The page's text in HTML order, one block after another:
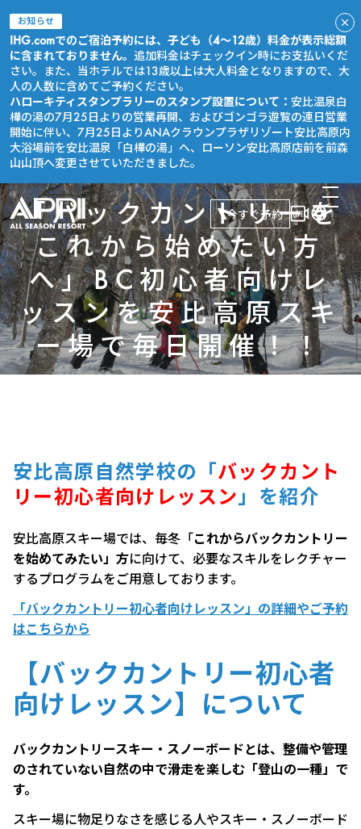
お知らせ
IHG.comでのご宿泊予約には、子ども（4～12歳）料金が表示総額
に含まれておりません。 追加料金はチェックイン時にお支払いくだ
さい。また、当ホテルでは13歳以上は大人料金となりますので、大
人の人数に含めてご予約ください。
ハローキティスタンプラリーのスタンプ設置について： 安比温泉白
樺の湯の7月25日よりの営業再開、およびゴンゴラ遊覧の連日営業
開始に伴い、7月25日よりANAクラウンプラザリゾート安比高原内
大浴場前を安比温泉「白樺の湯」へ、ローソン安比高原店前を前森
山山頂へ変更させていただきました。
今すぐ予約
「バックカントリーを
これから始めたい方
へ」BC初心者向けレ
ッスンを安比高原スキ
ー場で毎日開催！！
安比高原自然学校の「バックカント
リー初心者向けレッスン」を紹介
安比高原スキー場では、毎冬「これからバックカントリー
を始めてみたい」方に向けて、必要なスキルをレクチャー
するプログラムをご用意しております。
「バックカントリー初心者向けレッスン」の詳細やご予約
はこちらから
【バックカントリー初心者
向けレッスン】について
バックカントリースキー・スノーボードとは、整備や管理
のされていない自然の中で滑走を楽しむ「登山の一種」で
す。
スキー場に物足りなさを感じる人やスキー・スノーボード